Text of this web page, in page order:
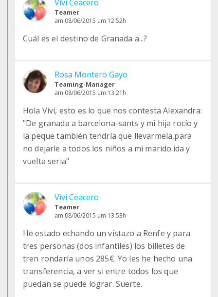
Vivi Ceacero
Teamer
am 08/06/2015 um 12:52h
Cuál es el destino de Granada a...?
Rosa Montero Gayo
Teaming-Manager
am 08/06/2015 um 13:21h
Hola Viví, esto es lo que nos contesta Alexandra:
"De granada a barcelona-sants y mi hija rocío y
la peque también tendría que llevarmela,para
no dejarle a todos los niños a mi marido.ida y
vuelta seria"
Vivi Ceacero
Teamer
am 08/06/2015 um 13:53h
He estado echando un vistazo a Renfe y para
tres personas (dos infantiles) los billetes de
tren rondaría unos 285€. Yo les he hecho una
transferencia, a ver si entre todos los que
puedan se puede lograr. Suerte.